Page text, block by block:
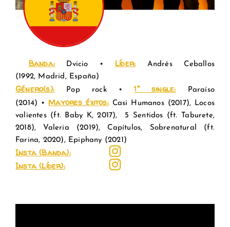
Banda:Dvicio • Líder: Andrés Ceballos
(1992, Madrid, España)
Género(s): Pop rock •1° single: Paraíso
(2014) •Mayores éxitos: Casi Humanos (2017), Locos
valientes (ft. Baby K, 2017), 5 Sentidos (ft. Taburete,
2018), Valeria (2019), Capítulos, Sobrenatural (ft.
Farina, 2020), Epiphany (2021)
Insta (Banda):
Insta (Líder):